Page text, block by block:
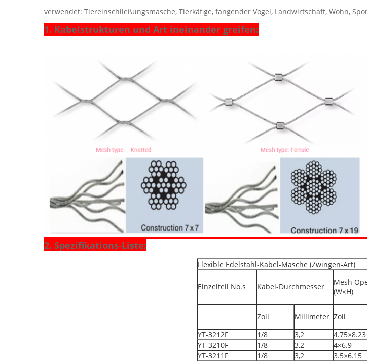
verwendet: Tiereinschließungsmasche, Tierkäfige, fangender Vogel, Landwirtschaft, Wohn,
1. Kabelstrukturen und Art ineinander greifen:
2. Spezifikations-Liste:
Flexible Edelstahl-Kabel-Masche (Zwingen-Art)
Einzelteil No.s Kabel-Durchmesser
Mesh
(W×H)
Zoll Millimeter Zoll
YT-3212F
1/8 3,2 4.75×8.23
YT-3210F
1/8 3,2 4×6.9
YT-3211F
1/8 3,2 3.5×6.15